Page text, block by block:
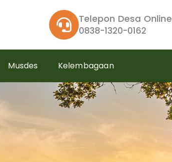
Telepon Desa Online
0838-1320-0162
Musdes Kelembagaan